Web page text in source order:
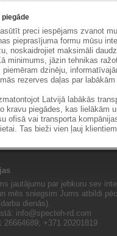
preci iespējams zvanot
pieprasījuma formu mūsu
noskaidrojiet maksimāli
minimums, jāzin tehnikas
piemēram dzinēju,
rezerves daļas par labākām
Latvijā labākās
kravu piegādes, kas lielākām
ofisā vai transporta
Tas bieži vien ļauj
jautājumu par jebkuru sev
mēs sniegsim Jums atbildi
dienās).
info@specteh-rd.com
26664689; +371 20201819